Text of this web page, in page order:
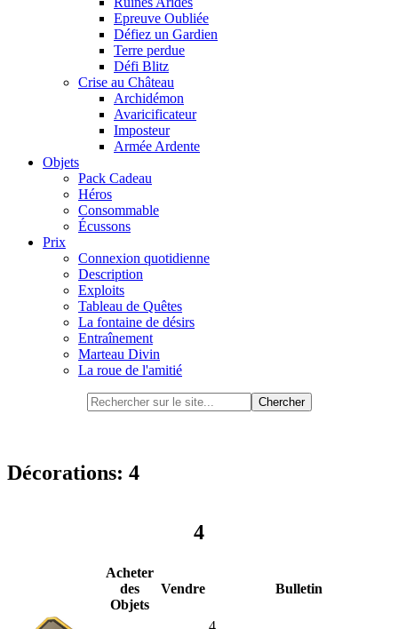
Epreuve Oubliée
Défiez un Gardien
Terre perdue
Défi Blitz
Crise au Château
Archidémon
Avaricificateur
Imposteur
Armée Ardente
Objets
Pack Cadeau
Héros
Consommable
Écussons
Prix
Connexion quotidienne
Description
Exploits
Tableau de Quêtes
La fontaine de désirs
Entraînement
Marteau Divin
La roue de l'amitié
Décorations: 4
4
Acheter
des
Objets
Vendre Bulletin
4